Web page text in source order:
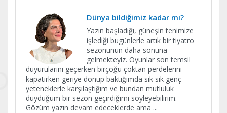
Dünya bildiğimiz kadar mı?
Yazın başladığı, güneşin tenimize
işlediği bugünlerle artık bir tiyatro
sezonunun daha sonuna
gelmekteyiz. Oyunlar son temsil
duyurularını geçerken birçoğu çoktan perdelerini
kapatırken geriye dönüp baktığımda sık sık genç
yeteneklerle karşılaştığım ve bundan mutluluk
duyduğum bir sezon geçirdiğimi söyleyebilirim.
Gözüm yazın devam edeceklerde ama ...